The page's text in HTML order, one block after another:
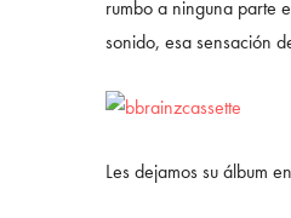
rumbo a ninguna parte
sonido, esa sensación
Les dejamos su álbum